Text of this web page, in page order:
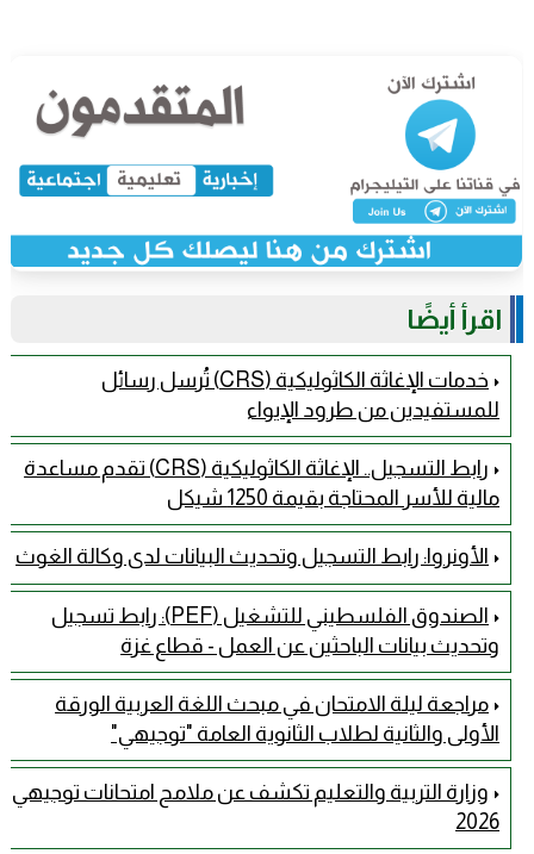
اقرأ أيضًا
خدمات الإغاثة الكاثوليكية (CRS) تُرسل رسائل
للمستفيدين من طرود الإيواء
رابط التسجيل.. الإغاثة الكاثوليكية (CRS) تقدم مساعدة
مالية للأسر المحتاجة بقيمة 1250 شيكل
الأونروا: رابط التسجيل وتحديث البيانات لدى وكالة الغوث
الصندوق الفلسطيني للتشغيل (PEF): رابط تسجيل
وتحديث بيانات الباحثين عن العمل - قطاع غزة
مراجعة ليلة الامتحان في مبحث اللغة العربية الورقة
الأولى والثانية لطلاب الثانوية العامة "توجيهي"
وزارة التربية والتعليم تكشف عن ملامح امتحانات توجيهي
2026